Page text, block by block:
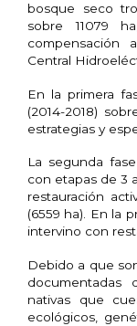
bosque seco
sobre 11079
compensación
Central
En la primera
(2014-2018)
estrategias y
La segunda
con etapas de 3
restauración
(6559 ha). En la
intervino con
Debido a que
documentadas
nativas que
ecológicos,